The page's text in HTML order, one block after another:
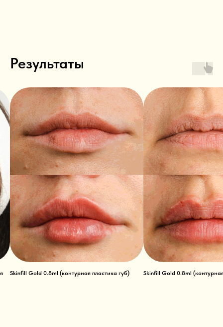
Результаты
Skinfill Gold 0.8ml (контурная пластика губ) Skinfill Gold 0.8ml